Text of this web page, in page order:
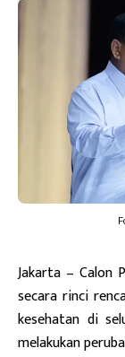
Jakarta – Calon
secara rinci
kesehatan di
melakukan